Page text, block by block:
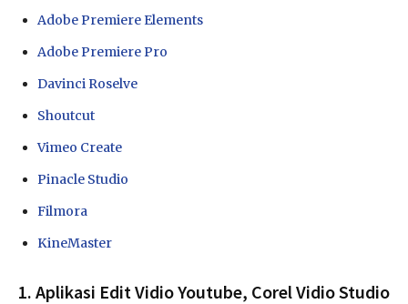
Adobe Premiere Elements
Adobe Premiere Pro
Davinci Roselve
Shoutcut
Vimeo Create
Pinacle Studio
Filmora
KineMaster
1. Aplikasi Edit Vidio Youtube, Corel Vidio Studio